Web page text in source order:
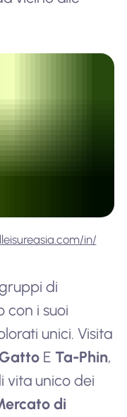
in/
di
con i suoi
unici. Visita
E Ta-Phin,
vita unico dei
di